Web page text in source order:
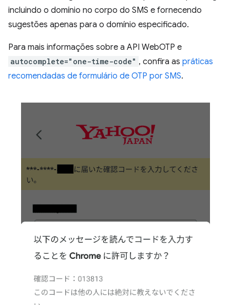
incluindo o domínio no corpo do SMS e fornecendo
sugestões apenas para o domínio especificado.
Para mais informações sobre a API WebOTP e
autocomplete="one-time-code" , confira as práticas
recomendadas de formulário de OTP por SMS.